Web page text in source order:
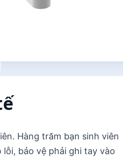
Hàng trăm bạn sinh viên
bảo vệ phải ghi tay vào